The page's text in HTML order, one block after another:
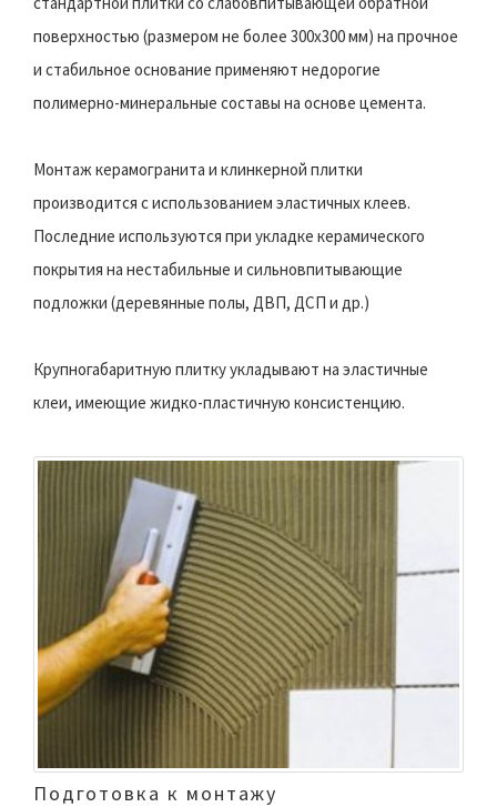
поверхностью (размером не более 300х300 мм) на прочное
и стабильное основание применяют недорогие
полимерно-минеральные составы на основе цемента.
Монтаж керамогранита и клинкерной плитки
производится с использованием эластичных клеев.
Последние используются при укладке керамического
покрытия на нестабильные и сильновпитывающие
подложки (деревянные полы, ДВП, ДСП и др.)
Крупногабаритную плитку укладывают на эластичные
клеи, имеющие жидко-пластичную консистенцию.
Подготовка к монтажу